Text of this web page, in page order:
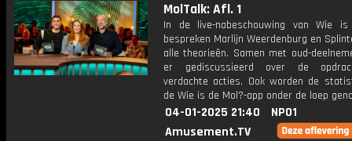
MolTalk: Afl. 1
In de live-nabeschouwing van Wie
bespreken Marlijn Weerdenburg en
alle theorieën. Samen met oud-
er gediscussieerd over de
verdachte acties. Ook worden de
de Wie is de Mol?-app onder de loep
04-01-2025 21:40
NPO1
Amusement.TV